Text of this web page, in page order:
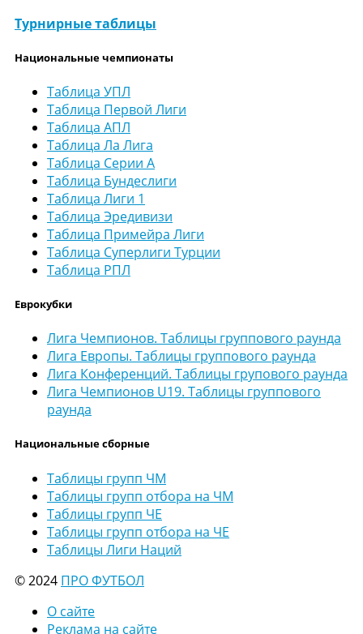
Турнирные таблицы
Национальные чемпионаты
Таблица УПЛ
Таблица Первой Лиги
Таблица АПЛ
Таблица Ла Лига
Таблица Серии А
Таблица Бундеслиги
Таблица Лиги 1
Таблица Эредивизи
Таблица Примейра Лиги
Таблица Суперлиги Турции
Таблица РПЛ
Еврокубки
Лига Чемпионов. Таблицы группового раунда
Лига Европы. Таблицы группового раунда
Лига Конференций. Таблицы групового раунда
Лига Чемпионов U19. Таблицы группового
раунда
Национальные сборные
Таблицы групп ЧМ
Таблицы групп отбора на ЧМ
Таблицы групп ЧЕ
Таблицы групп отбора на ЧЕ
Таблицы Лиги Наций
© 2024 ПРО ФУТБОЛ
О сайте
Реклама на сайте